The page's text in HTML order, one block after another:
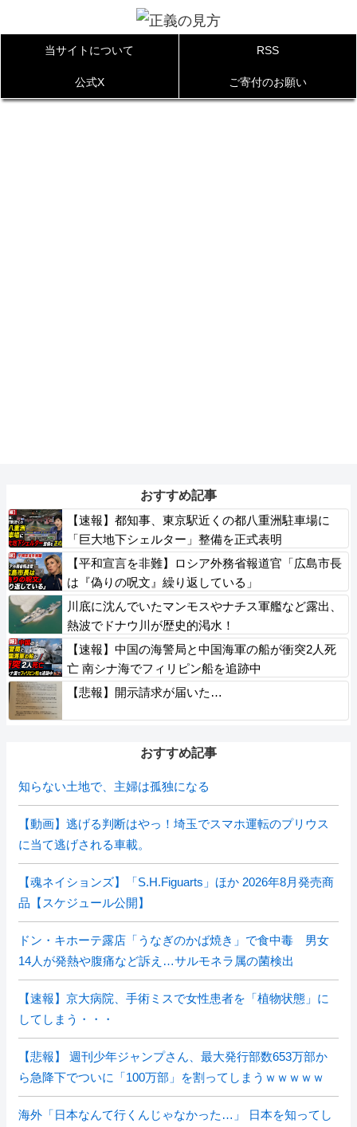
当サイトについて RSS
公式X ご寄付のお願い
おすすめ記事
【速報】都知事、東京駅近くの都八重洲駐車場に
「巨大地下シェルター」整備を正式表明
【平和宣言を非難】ロシア外務省報道官「広島市長
は『偽りの呪文』繰り返している」
川底に沈んでいたマンモスやナチス軍艦など露出、
熱波でドナウ川が歴史的渇水！
【速報】中国の海警局と中国海軍の船が衝突2人死
亡 南シナ海でフィリピン船を追跡中
【悲報】開示請求が届いた…
おすすめ記事
知らない土地で、主婦は孤独になる
【動画】逃げる判断はやっ！埼玉でスマホ運転のプリウス
に当て逃げされる車載。
【魂ネイションズ】「S.H.Figuarts」ほか 2026年8月発売商
品【スケジュール公開】
ドン・キホーテ露店「うなぎのかば焼き」で食中毒 男女
14人が発熱や腹痛など訴え…サルモネラ属の菌検出
【速報】京大病院、手術ミスで女性患者を「植物状態」に
してしまう・・・
【悲報】 週刊少年ジャンプさん、最大発行部数653万部か
ら急降下でついに「100万部」を割ってしまうｗｗｗｗｗ
海外「日本なんて行くんじゃなかった…」 日本を知ってし